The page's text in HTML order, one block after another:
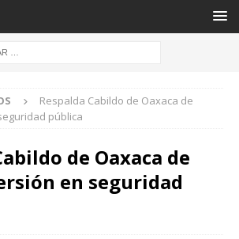
Respalda Cabildo de Oaxaca de
pública
de Oaxaca de
en seguridad